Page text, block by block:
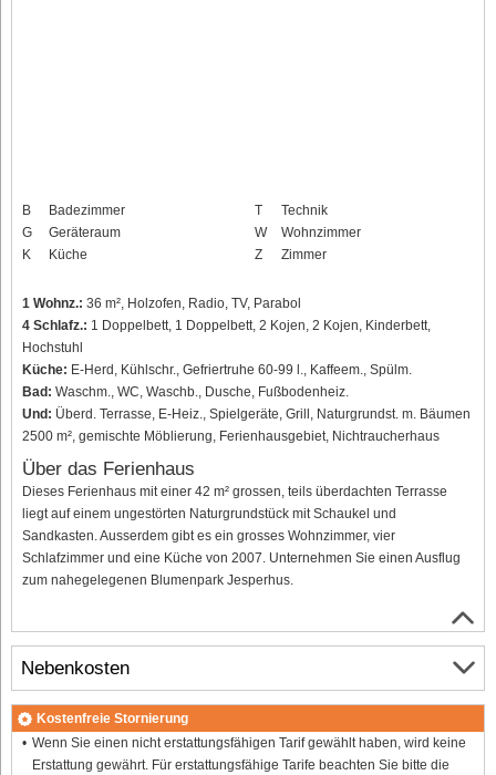
B
Badezimmer
G
Geräteraum
K
Küche
T
Technik
W
Wohnzimmer
Z
Zimmer
1 Wohnz.: 36 m², Holzofen, Radio, TV, Parabol
4 Schlafz.: 1 Doppelbett, 1 Doppelbett, 2 Kojen, 2 Kojen, Kinderbett,
Hochstuhl
Küche: E-Herd, Kühlschr., Gefriertruhe 60-99 l., Kaffeem., Spülm.
Bad: Waschm., WC, Waschb., Dusche, Fußbodenheiz.
Und: Überd. Terrasse, E-Heiz., Spielgeräte, Grill, Naturgrundst. m. Bäumen
2500 m², gemischte Möblierung, Ferienhausgebiet, Nichtraucherhaus
Über das Ferienhaus
Dieses Ferienhaus mit einer 42 m² grossen, teils überdachten Terrasse
liegt auf einem ungestörten Naturgrundstück mit Schaukel und
Sandkasten. Ausserdem gibt es ein grosses Wohnzimmer, vier
Schlafzimmer und eine Küche von 2007. Unternehmen Sie einen Ausflug
zum nahegelegenen Blumenpark Jesperhus.
Nebenkosten
Kostenfreie Stornierung
Wenn Sie einen nicht erstattungsfähigen Tarif gewählt haben, wird keine
Erstattung gewährt. Für erstattungsfähige Tarife beachten Sie bitte die